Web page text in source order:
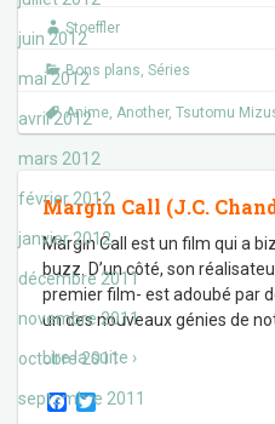
juin 2012
mai 2012
avril 2012
mars 2012
février 2012
janvier 2012
décembre 2011
novembre 2011
octobre 2011
septembre 2011
o
r
Stoeffler
Bons plans, Séries
Anime, Another, Tsutomu
Margin Call (J.C.
Margin Call est un film qui a
buzz. D’un côté, son
premier film- est adoubé par
un des nouveaux génies de
Lire la suite ›
F
T